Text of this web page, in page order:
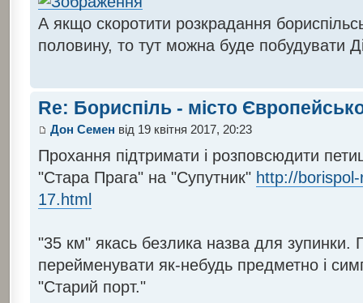
А якщо скоротити розкрадання
половину, то тут можна буде побудувати
Re: Бориспіль - місто
Дон Семен від 19 квітня 2017, 20:23
Прохання підтримати і розповсюдити
"Стара Прага" на "Супутник" http://
17.html
"35 км" якась безлика назва для зупинки.
перейменувати як-небудь предметно і
"Старий порт."